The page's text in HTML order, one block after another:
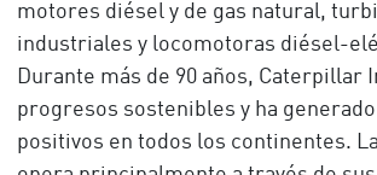
motores diésel y de gas natural,
industriales y locomotoras diésel-
Durante más de 90 años, Caterpillar
progresos sostenibles y ha
positivos en todos los continentes.